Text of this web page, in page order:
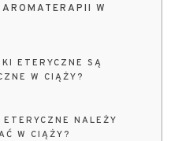
W
ETERYCZNE SĄ
W CIĄŻY?
NALEŻY
W CIĄŻY?